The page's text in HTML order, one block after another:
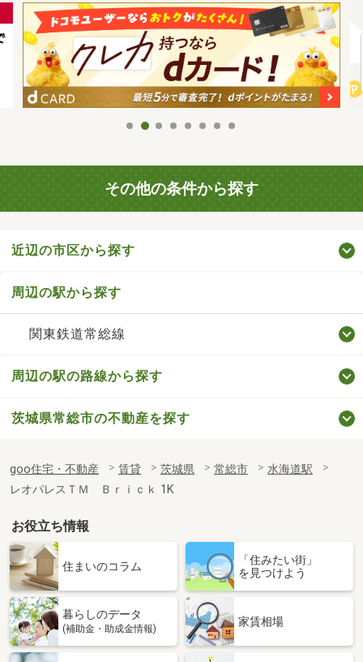
その他の条件から探す
近辺の市区から探す
周辺の駅から探す
関東鉄道常総線
周辺の駅の路線から探す
茨城県常総市の不動産を探す
goo住宅・不動産 賃貸 茨城県 常総市
水海道駅
レオパレスＴＭ Ｂｒｉｃｋ 1K
お役立ち情報
住まいのコラム
「住みたい街」
を見つけよう
暮らしのデータ
(補助金・助成金情報)
家賃相場